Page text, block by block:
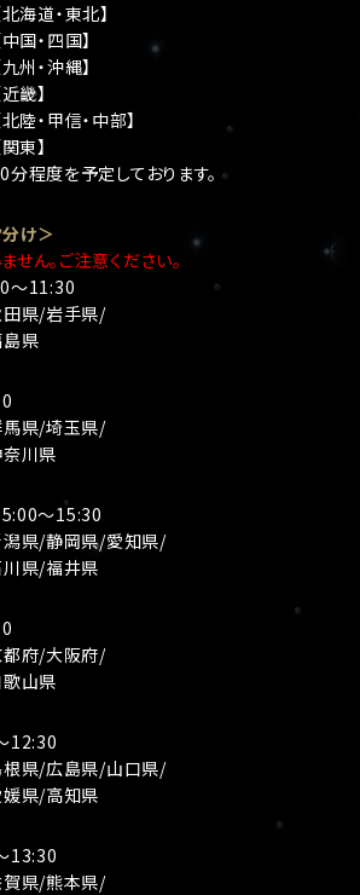
海道・東北】
国・四国】
州・沖縄】
畿】
・甲信・中部】
東】
程度を予定しております。
け＞
ん。ご注意ください。
〜11:30
県/岩手県/
県
県/埼玉県/
川県
15:00〜15:30
県/静岡県/愛知県/
県/福井県
府/大阪府/
山県
12:30
県/広島県/山口県/
県/高知県
13:30
県/熊本県/